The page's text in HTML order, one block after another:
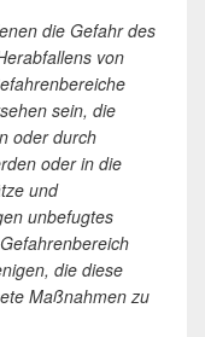
die Gefahr des
von
sein, die
oder durch
oder in die
und
unbefugtes
die diese
Maßnahmen zu